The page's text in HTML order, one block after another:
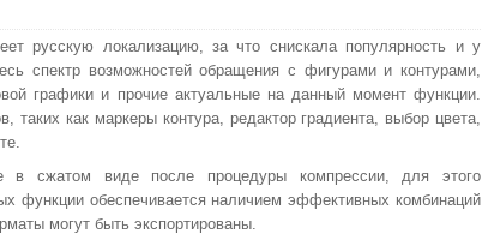
русскую локализацию, за что снискала популярность и у
спектр возможностей обращения с фигурами и контурами,
графики и прочие актуальные на данный момент функции.
таких как маркеры контура, редактор градиента, выбор цвета,
в сжатом виде после процедуры компрессии, для этого
функции обеспечивается наличием эффективных комбинаций
могут быть экспортированы.